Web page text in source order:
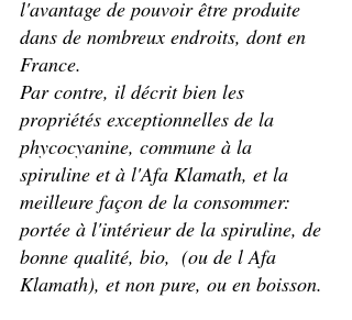
l'avantage de pouvoir être produite
dans de nombreux endroits, dont en
France.
Par contre, il décrit bien les
propriétés exceptionnelles de la
phycocyanine, commune à la
spiruline et à l'Afa Klamath, et la
meilleure façon de la consommer:
portée à l'intérieur de la spiruline, de
bonne qualité, bio,  (ou de l Afa
Klamath), et non pure, ou en boisson.